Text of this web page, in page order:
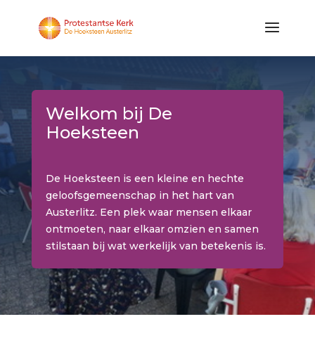
Welkom bij De
Hoeksteen
De Hoeksteen is een kleine en hechte
geloofsgemeenschap in het hart van
Austerlitz. Een plek waar mensen elkaar
ontmoeten, naar elkaar omzien en samen
stilstaan bij wat werkelijk van betekenis is.